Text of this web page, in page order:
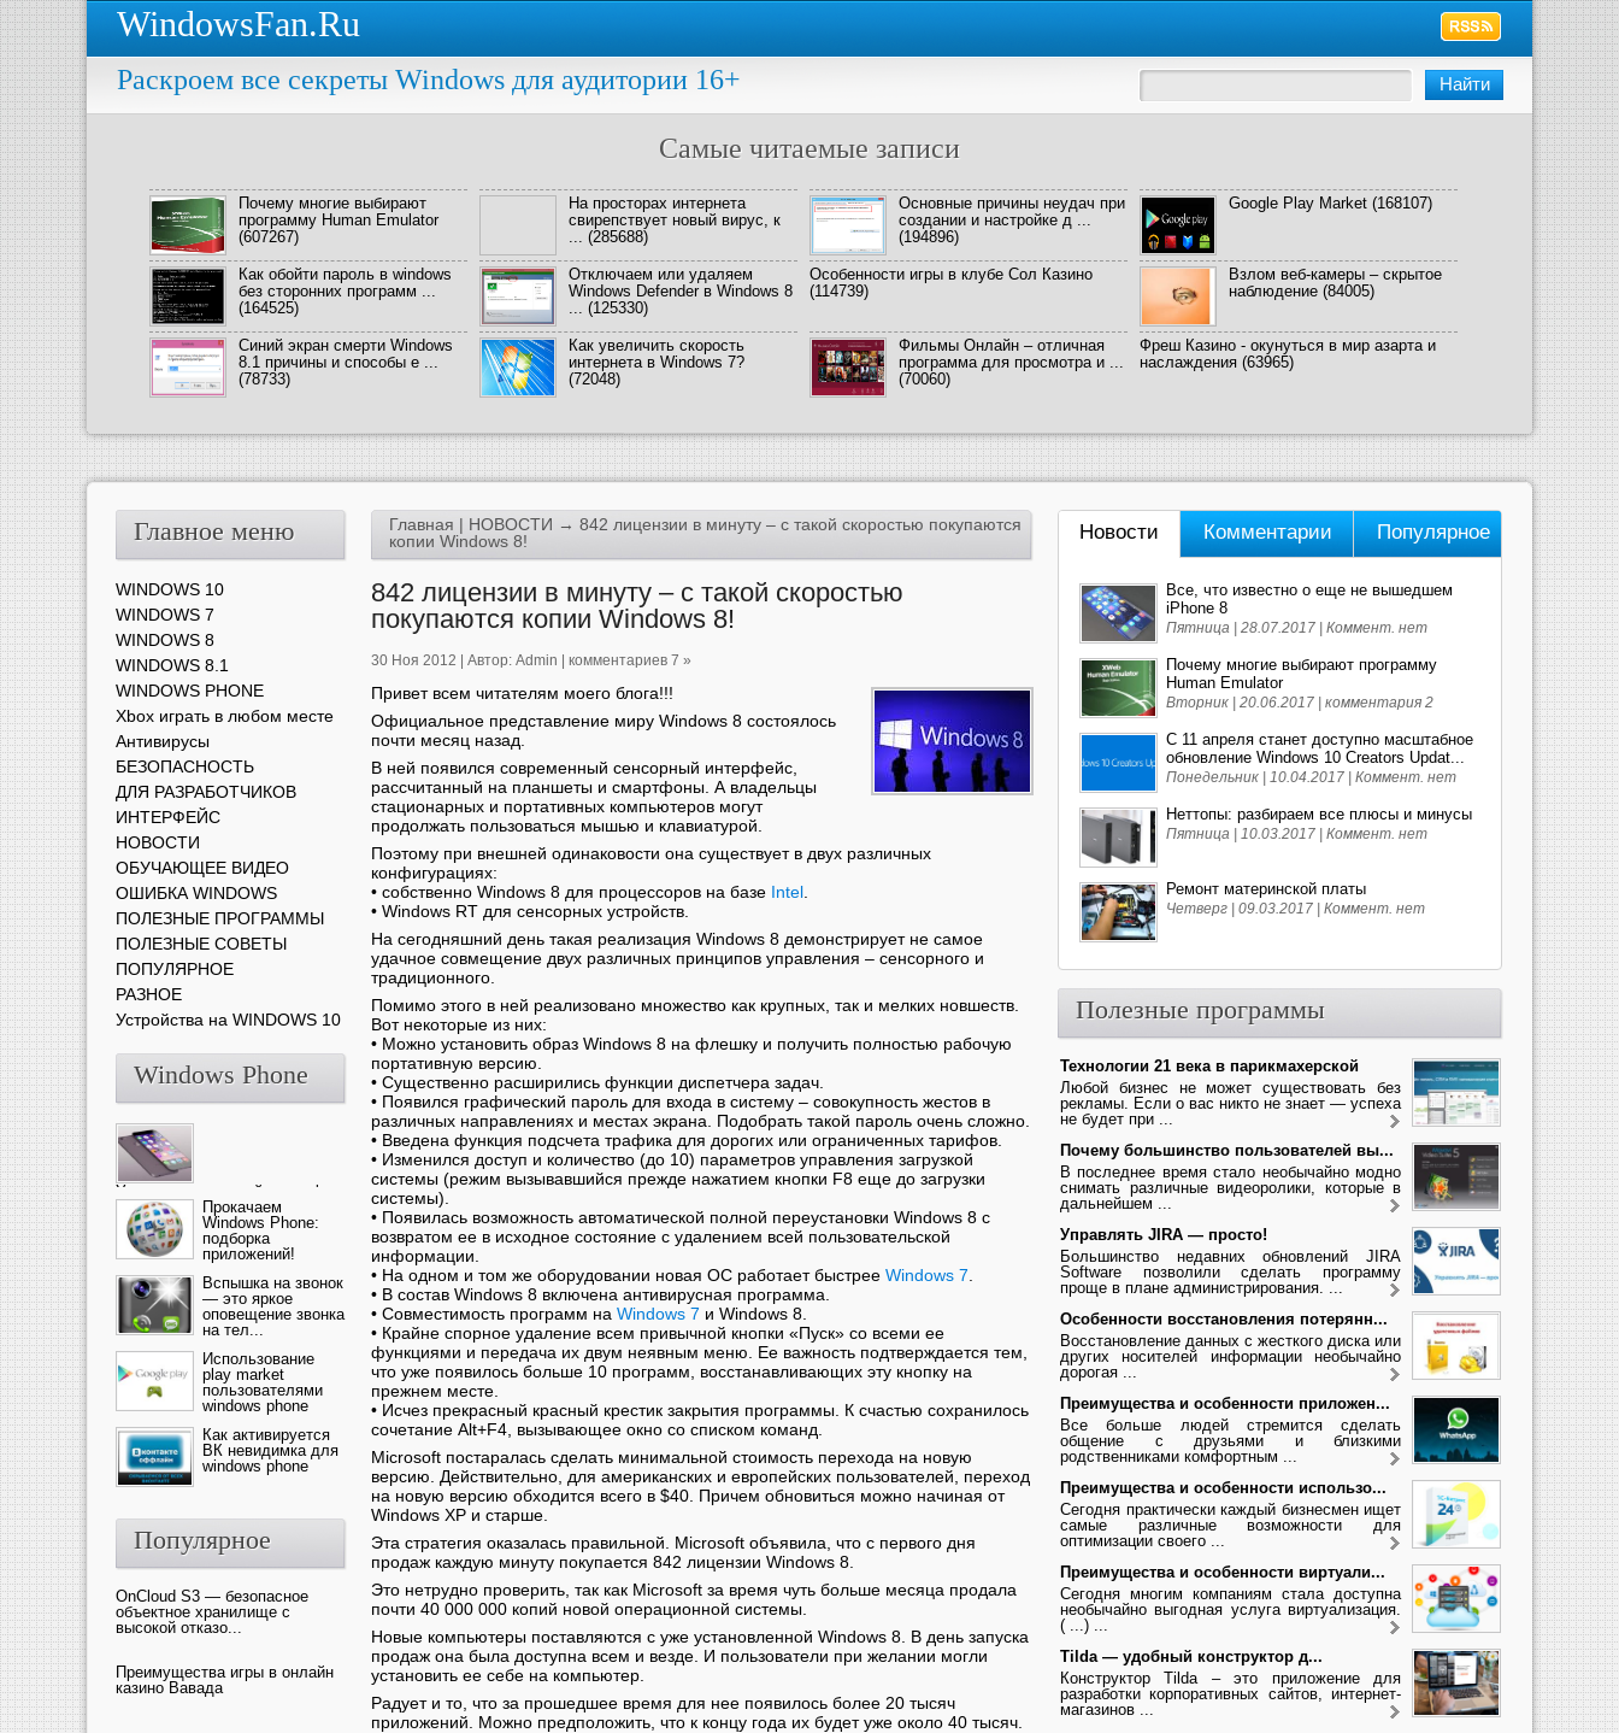
WindowsFan.Ru
Раскроем все секреты Windows для аудитории 16+
Самые читаемые записи
Почему многие выбирают
программу Human Emulator
(607267)
На просторах интернета
свирепствует новый вирус, к
... (285688)
Основные причины неудач при
создании и настройке д ...
(194896)
Google Play Market (168107)
Как обойти пароль в windows
без сторонних программ ...
(164525)
Отключаем или удаляем
Windows Defender в Windows 8
... (125330)
Особенности игры в клубе Сол Казино
(114739)
Взлом веб-камеры – скрытое
наблюдение (84005)
Синий экран смерти Windows
8.1 причины и способы е ...
(78733)
Как увеличить скорость
интернета в Windows 7?
(72048)
Фильмы Онлайн – отличная
программа для просмотра и ...
(70060)
Фреш Казино - окунуться в мир азарта и
наслаждения (63965)
Главная | НОВОСТИ → 842 лицензии в минуту – с такой скоростью покупаются
копии Windows 8!
842 лицензии в минуту – с такой скоростью
покупаются копии Windows 8!
30 Ноя 2012 | Автор: Admin комментариев 7 »
Привет всем читателям моего блога!!!
Официальное представление миру Windows 8 состоялось
почти месяц назад.
В ней появился современный сенсорный интерфейс,
рассчитанный на планшеты и смартфоны. А владельцы
стационарных и портативных компьютеров могут
продолжать пользоваться мышью и клавиатурой.
Поэтому при внешней одинаковости она существует в двух различных
конфигурациях:
• собственно Windows 8 для процессоров на базе Intel
• Windows RT для сенсорных устройств.
На сегодняшний день такая реализация Windows 8 демонстрирует не самое
удачное совмещение двух различных принципов управления – сенсорного и
традиционного.
Помимо этого в ней реализовано множество как крупных, так и мелких новшеств.
Вот некоторые из них:
• Можно установить образ Windows 8 на флешку и получить полностью рабочую
портативную версию.
• Существенно расширились функции диспетчера задач.
• Появился графический пароль для входа в систему – совокупность жестов в
различных направлениях и местах экрана. Подобрать такой пароль очень сложно.
• Введена функция подсчета трафика для дорогих или ограниченных тарифов.
• Изменился доступ и количество (до 10) параметров управления загрузкой
системы (режим вызывавшийся прежде нажатием кнопки F8 еще до загрузки
системы).
• Появилась возможность автоматической полной переустановки Windows 8 с
возвратом ее в исходное состояние с удалением всей пользовательской
информации.
• На одном и том же оборудовании новая ОС работает быстрее Windows 7
• В состав Windows 8 включена антивирусная программа.
• Совместимость программ на Windows 7 и Windows 8.
• Крайне спорное удаление всем привычной кнопки «Пуск» со всеми ее
функциями и передача их двум неявным меню. Ее важность подтверждается тем,
что уже появилось больше 10 программ, восстанавливающих эту кнопку на
прежнем месте.
• Исчез прекрасный красный крестик закрытия программы. К счастью сохранилось
сочетание Alt+F4, вызывающее окно со списком команд.
Microsoft постаралась сделать минимальной стоимость перехода на новую
версию. Действительно, для американских и европейских пользователей, переход
на новую версию обходится всего в $40. Причем обновиться можно начиная от
Windows XP и старше.
Эта стратегия оказалась правильной. Microsoft объявила, что с первого дня
продаж каждую минуту покупается 842 лицензии Windows 8.
Это нетрудно проверить, так как Microsoft за время чуть больше месяца продала
почти 40 000 000 копий новой операционной системы.
Новые компьютеры поставляются с уже установленной Windows 8. В день запуска
продаж она была доступна всем и везде. И пользователи при желании могли
установить ее себе на компьютер.
Радует и то, что за прошедшее время для нее появилось более 20 тысяч
приложений. Можно предположить, что к концу года их будет уже около 40 тысяч.
Главное меню
WINDOWS 10
WINDOWS 7
WINDOWS 8
WINDOWS 8.1
WINDOWS PHONE
Xbox играть в любом месте
Антивирусы
БЕЗОПАСНОСТЬ
ДЛЯ РАЗРАБОТЧИКОВ
ИНТЕРФЕЙС
НОВОСТИ
ОБУЧАЮЩЕЕ ВИДЕО
ОШИБКА WINDOWS
ПОЛЕЗНЫЕ ПРОГРАММЫ
ПОЛЕЗНЫЕ СОВЕТЫ
ПОПУЛЯРНОЕ
РАЗНОЕ
Устройства на WINDOWS 10
Windows Phone
Ультрасовременный смартфон
— это новика от компании Ap...
Прокачаем
Windows Phone:
подборка
приложений!
Вспышка на звонок
— это яркое
оповещение звонка
на тел...
Использование
play market
пользователями
windows phone
Как активируется
ВК невидимка для
windows phone
Популярное
OnCloud S3 — безопасное
объектное хранилище с
высокой отказо...
Преимущества игры в онлайн
казино Вавада
Новости Комментарии Популярное
Все, что известно о еще не вышедшем
iPhone 8
Пятница | 28.07.2017 | Коммент. нет
Почему многие выбирают программу
Human Emulator
Вторник | 20.06.2017 | комментария 2
С 11 апреля станет доступно масштабное
обновление Windows 10 Creators Updat...
Понедельник | 10.04.2017 | Коммент. нет
Неттопы: разбираем все плюсы и минусы
Пятница | 10.03.2017 | Коммент. нет
Ремонт материнской платы
Четверг | 09.03.2017 | Коммент. нет
Полезные программы
Технологии 21 века в парикмахерской
Любой бизнес не может существовать без
рекламы. Если о вас никто не знает — успеха
не будет при ...
Почему большинство пользователей вы...
В последнее время стало необычайно модно
снимать различные видеоролики, которые в
дальнейшем ...
Управлять JIRA — просто!
Большинство недавних обновлений JIRA
Software позволили сделать программу
проще в плане администрирования. ...
Особенности восстановления потерянн...
Восстановление данных с жесткого диска или
других носителей информации необычайно
дорогая ...
Преимущества и особенности приложен...
Все больше людей стремится сделать
общение с друзьями и близкими
родственниками комфортным ...
Преимущества и особенности использо...
Сегодня практически каждый бизнесмен ищет
самые различные возможности для
оптимизации своего ...
Преимущества и особенности виртуали...
Сегодня многим компаниям стала доступна
необычайно выгодная услуга виртуализация.
( ...) ...
Tilda — удобный конструктор д...
Конструктор Tilda – это приложение для
разработки корпоративных сайтов, интернет-
магазинов ...